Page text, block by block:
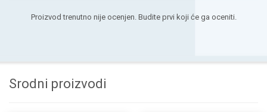
Proizvod trenutno nije ocenjen. Budite prvi koji će ga oceniti.
Srodni proizvodi